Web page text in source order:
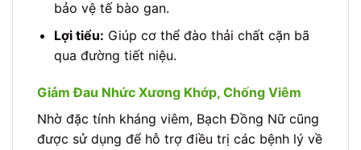
bảo vệ tế bào gan.
Lợi tiểu: Giúp cơ thể đào thải chất cặn bã
qua đường tiết niệu.
Giảm Đau Nhức Xương Khớp, Chống Viêm
Nhờ đặc tính kháng viêm, Bạch Đồng Nữ cũng
được sử dụng để hỗ trợ điều trị các bệnh lý về